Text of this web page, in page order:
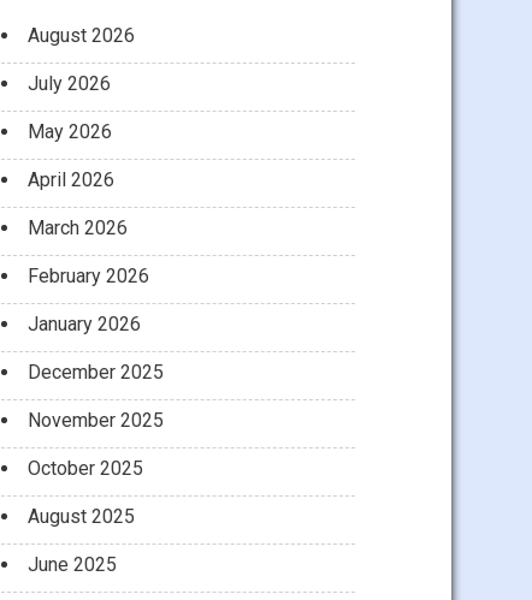
August 2026
July 2026
May 2026
April 2026
March 2026
February 2026
January 2026
December 2025
November 2025
October 2025
August 2025
June 2025